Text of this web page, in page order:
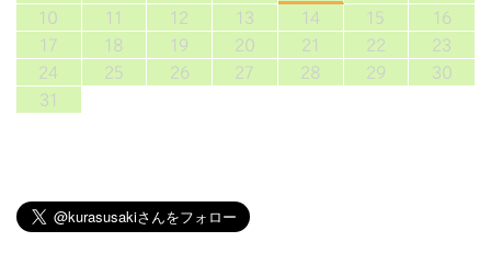
10
11 12 13 14 15
16
17
18 19 20 21 22
23
24
25 26 27 28 29
30
31